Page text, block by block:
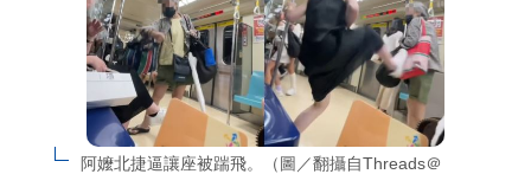
阿嬤北捷逼讓座被踹飛。（圖／翻攝自Threads＠